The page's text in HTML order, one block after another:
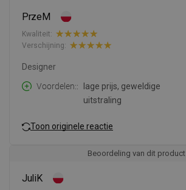
PrzeM
Kwaliteit:
Verschijning:
Designer
Voordelen:
lage prijs, geweldige
uitstraling
Toon originele reactie
Beoordeling van dit product
JuliK